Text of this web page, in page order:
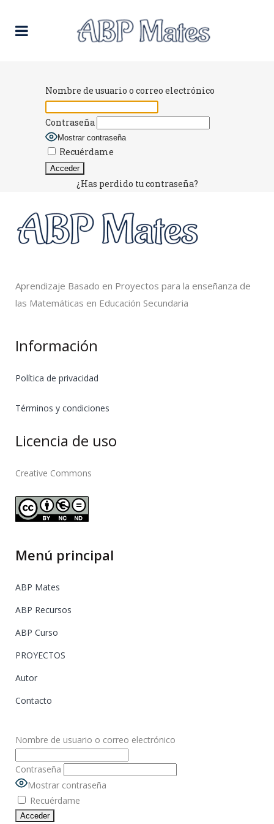
Nombre de usuario o correo electrónico
Contraseña
Mostrar contraseña
Recuérdame
¿Has perdido tu contraseña?
Aprendizaje Basado en Proyectos para la enseñanza de
las Matemáticas en Educación Secundaria
Información
Política de privacidad
Términos y condiciones
Licencia de uso
Creative Commons
Menú principal
ABP Mates
ABP Recursos
ABP Curso
PROYECTOS
Autor
Contacto
Nombre de usuario o correo electrónico
Contraseña
Mostrar contraseña
Recuérdame